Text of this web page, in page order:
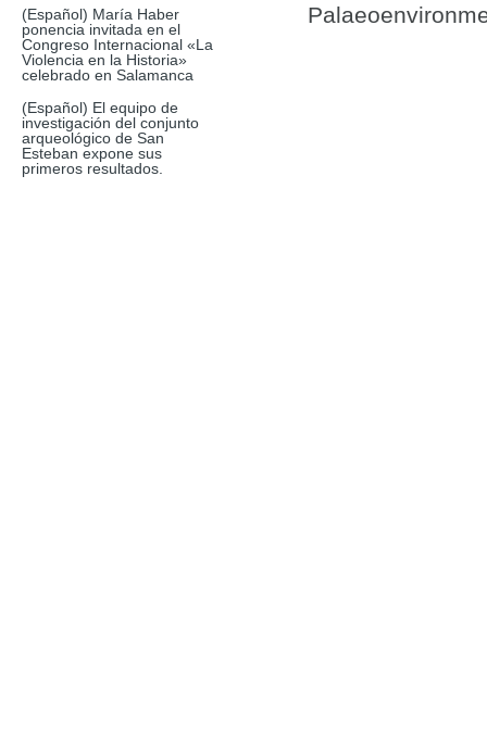
(Español) María Haber
ponencia invitada en el
Congreso Internacional «La
Violencia en la Historia»
celebrado en Salamanca
(Español) El equipo de
investigación del conjunto
arqueológico de San
Esteban expone sus
primeros resultados.